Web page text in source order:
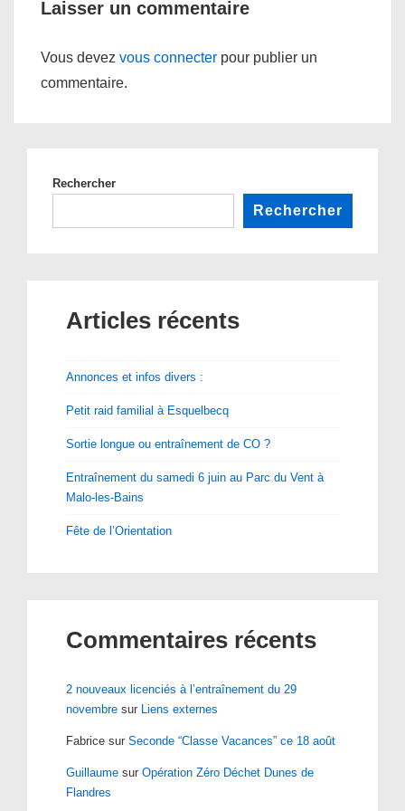
Laisser un commentaire
Vous devez vous connecter pour publier un
commentaire.
Rechercher
Rechercher
Articles récents
Annonces et infos divers :
Petit raid familial à Esquelbecq
Sortie longue ou entraînement de CO ?
Entraînement du samedi 6 juin au Parc du Vent à
Malo-les-Bains
Fête de l’Orientation
Commentaires récents
2 nouveaux licenciés à l’entraînement du 29
novembre sur Liens externes
Fabrice sur Seconde “Classe Vacances” ce 18 août
Guillaume sur Opération Zéro Déchet Dunes de
Flandres